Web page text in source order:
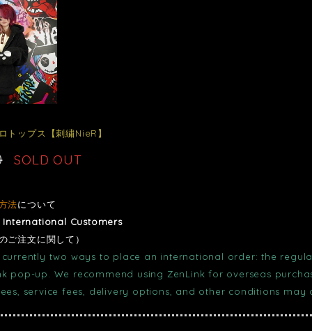
トップス【刺繍NieR】
SOLD OUT
法について
Customers
ご注文に関して）
currently two ways to place an international order: the
pop-up. We recommend using ZenLink for overseas
service fees, delivery options, and other conditions